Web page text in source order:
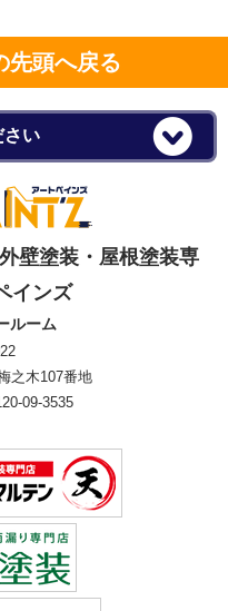
先頭へ戻る
壁塗装・屋根塗装専
インズ
ルーム
之木107番地
09-3535